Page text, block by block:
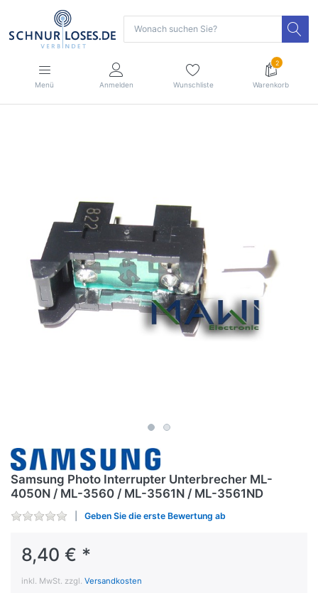
Menü Anmelden Wunschliste
2
Warenkorb
Samsung Photo Interrupter Unterbrecher ML-
4050N / ML-3560 / ML-3561N / ML-3561ND
Geben Sie die erste Bewertung ab
8,40 € *
inkl. MwSt. zzgl. Versandkosten